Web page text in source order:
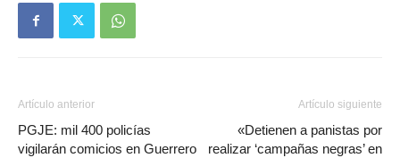
Artículo anterior
PGJE: mil 400 policías
vigilarán comicios en Guerrero
Artículo siguiente
«Detienen a panistas por
realizar ‘campañas negras’ en